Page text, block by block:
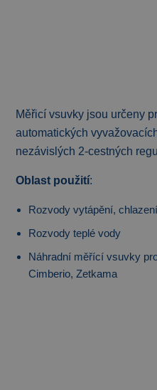
Měřicí vsuvky jsou určeny
automatických
nezávislých 2-cestných
Oblast použití:
Rozvody vytápění, chlazení
Rozvody teplé vody
Náhradní měřící vsuvky
Cimberio, Zetkama